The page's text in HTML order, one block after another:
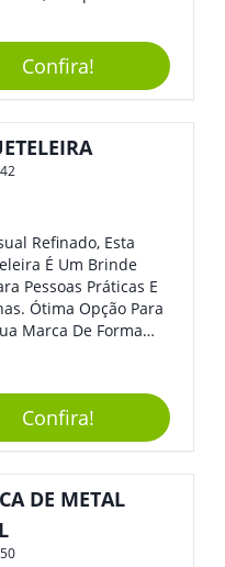
É De Impressionar!
Confira!
Refinado, Esta
É Um Brinde
Pessoas Práticas E
Ótima Opção Para
Marca De Forma
Corporativas Ou Até
Presentear
E Parceiros De
Confira!
DE METAL